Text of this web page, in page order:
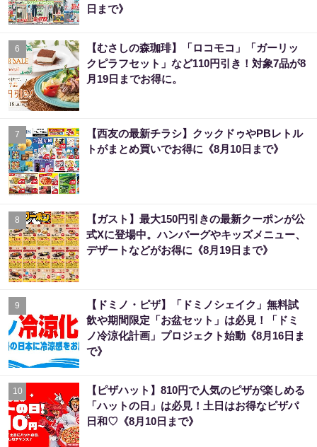
日まで》
6
【むさしの森珈琲】「ロコモコ」「ガーリッ
クピラフセット」など110円引き！対象7品が8
月19日までお得に。
7
【西友の最新チラシ】クックドゥやPBレトル
トがまとめ買いでお得に《8月10日まで》
8
【ガスト】最大150円引きの最新クーポンが公
式Xに登場中。ハンバーグやキッズメニュー、
デザートなどがお得に《8月19日まで》
9
【ドミノ・ピザ】「ドミノシェイク」無料試
飲や期間限定「お盆セット」は必見！「ドミ
ノ冷涼化計画」プロジェクト始動《8月16日ま
で》
10
【ピザハット】810円で人気のピザが楽しめる
「ハットの日」は必見！土日はお得なピザパ
日和♡《8月10日まで》